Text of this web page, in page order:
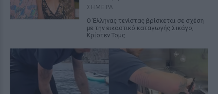
ΣΉΜΕΡΑ
Ο Έλληνας τενίστας βρίσκεται σε σχέση
με την εικαστικό καταγωγής Σικάγο,
Κρίστεν Τομς